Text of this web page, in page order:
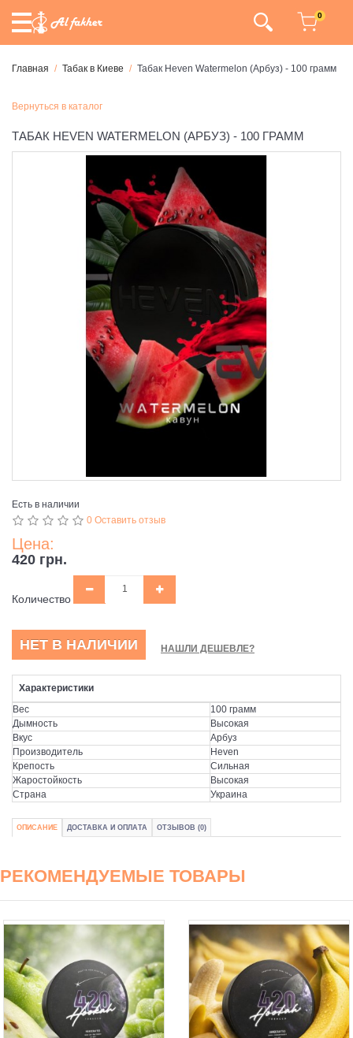
0
Главная Табак в Киеве Табак Heven Watermelon (Арбуз) - 100 грамм
Вернуться в каталог
ТАБАК HEVEN WATERMELON (АРБУЗ) - 100 ГРАММ
Есть в наличии
0 Оставить отзыв
Цена:
420 грн.
Количество
НЕТ В НАЛИЧИИ НАШЛИ ДЕШЕВЛЕ?
Характеристики
Вес
100 грамм
Дымность
Высокая
Вкус
Арбуз
Производитель
Heven
Крепость
Сильная
Жаростойкость
Высокая
Страна
Украина
ОПИСАНИЕ ДОСТАВКА И ОПЛАТА ОТЗЫВОВ (0)
РЕКОМЕНДУЕМЫЕ ТОВАРЫ